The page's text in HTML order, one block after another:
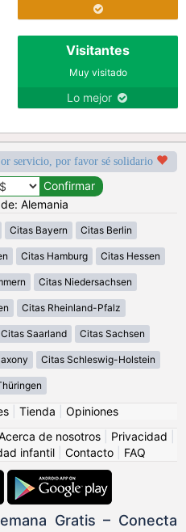
Visitantes
Muy visitado
Lo mejor
servicio, por favor sé solidario
Alemania
Citas Bayern Citas Berlin
Citas Hamburg Citas Hessen
Citas Niedersachsen
Citas Rheinland-Pfalz
Citas Saarland Citas Sachsen
Citas Schleswig-Holstein
Tienda
Opiniones
de nosotros Privacidad
infantil Contacto FAQ
Gratis – Conecta